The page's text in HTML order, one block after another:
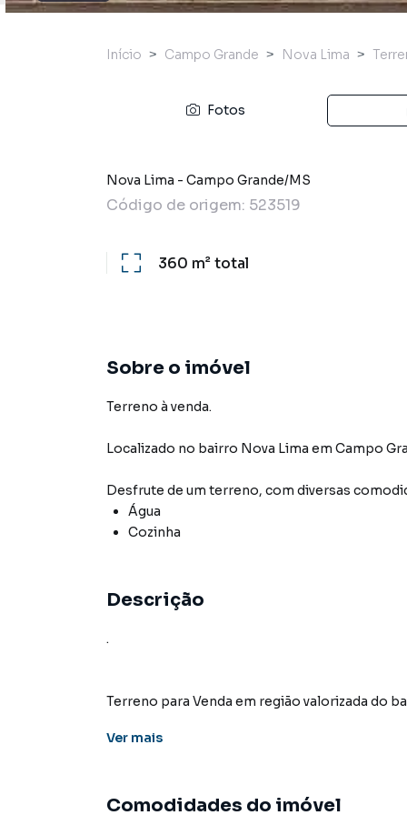
Início Campo Grande Nova Lima
Fotos
Nova Lima - Campo Grande/MS
Código de origem: 523519
360 m²total
Sobre o imóvel
Terreno à venda.
Localizado no bairro Nova Lima em Campo
Desfrute de um terreno, com diversas
Água
Cozinha
Descrição
.
Terreno para Venda em região valorizada do
nossa equipe pelo telefone (67) 3213-4243.
terrenos, lojas e barracões para venda ou
Ver mais
Comodidades do imóvel